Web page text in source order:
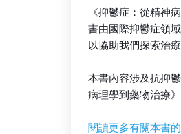
《抑鬱症：從精神
書由國際抑鬱症領
以協助我們探索治
本書內容涉及抗抑
病理學到藥物治療
閱讀更多有關本書